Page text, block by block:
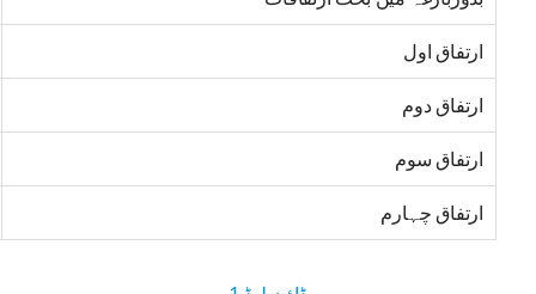
ارتفاق اول
ارتفاق دوم
ارتفاق سوم
ارتفاق چہارم